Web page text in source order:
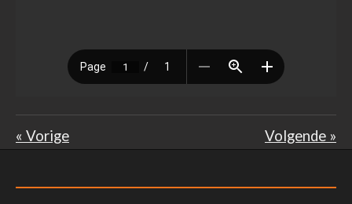
« Vorige Volgende »